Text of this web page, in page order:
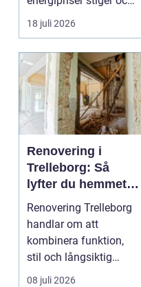
fler vill sän...
18 juli 2026
Renovering i
Trelleborg: Så
lyfter du hemmet
på ett smart sätt
Renovering Trelleborg
handlar om att
kombinera funktion,
stil och långsiktig
ekonomi i samma p...
08 juli 2026